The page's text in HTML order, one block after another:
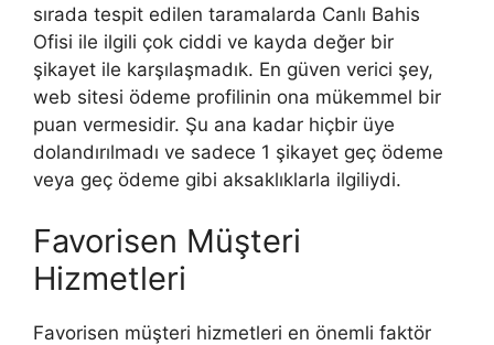
sırada tespit edilen taramalarda Canlı Bahis
Ofisi ile ilgili çok ciddi ve kayda değer bir
şikayet ile karşılaşmadık. En güven verici şey,
web sitesi ödeme profilinin ona mükemmel bir
puan vermesidir. Şu ana kadar hiçbir üye
dolandırılmadı ve sadece 1 şikayet geç ödeme
veya geç ödeme gibi aksaklıklarla ilgiliydi.
Favorisen Müşteri
Hizmetleri
Favorisen müşteri hizmetleri en önemli faktör